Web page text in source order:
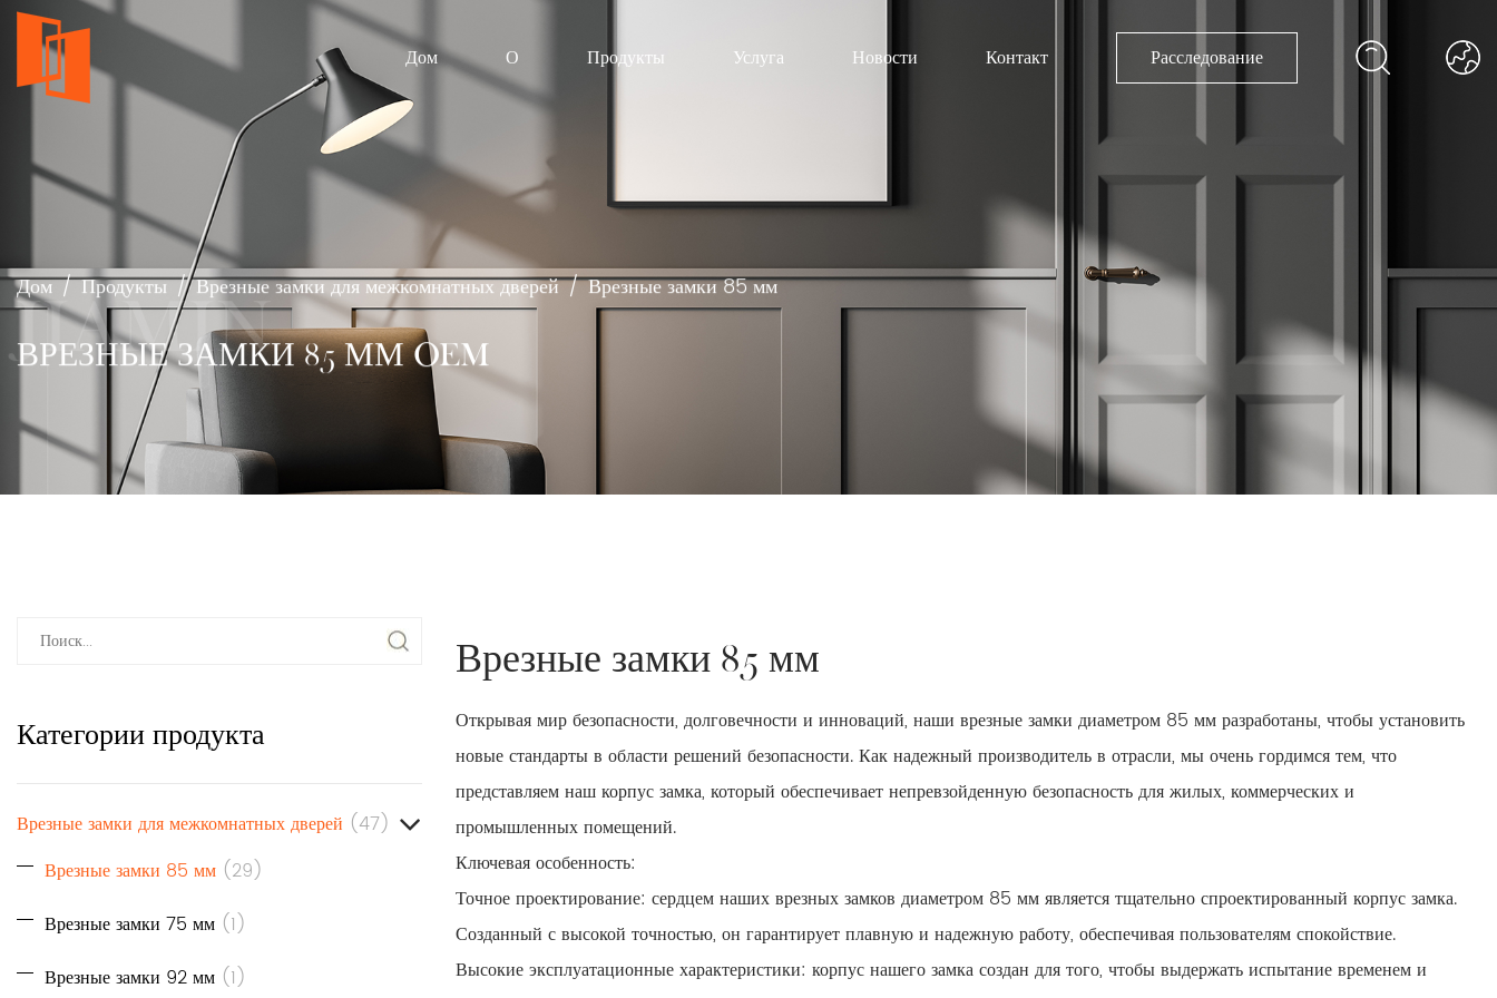
Дом О Продукты Услуга Новости Контакт Расследование
Дом/Продукты/Врезные замки для межкомнатных дверей/Врезные замки 85 мм
ВРЕЗНЫЕ ЗАМКИ 85 ММ OEM
Категории продукта
Врезные замки для межкомнатных дверей (47)
Врезные замки 85 мм (29)
Врезные замки 75 мм (1)
Врезные замки 92 мм (1)
Врезные замки 85 мм
Открывая мир безопасности, долговечности и инноваций, наши врезные замки диаметром 85 мм разработаны, чтобы установить
новые стандарты в области решений безопасности. Как надежный производитель в отрасли, мы очень гордимся тем, что
представляем наш корпус замка, который обеспечивает непревзойденную безопасность для жилых, коммерческих и
промышленных помещений.
Ключевая особенность:
Точное проектирование: сердцем наших врезных замков диаметром 85 мм является тщательно спроектированный корпус замка.
Созданный с высокой точностью, он гарантирует плавную и надежную работу, обеспечивая пользователям спокойствие.
Высокие эксплуатационные характеристики: корпус нашего замка создан для того, чтобы выдержать испытание временем и